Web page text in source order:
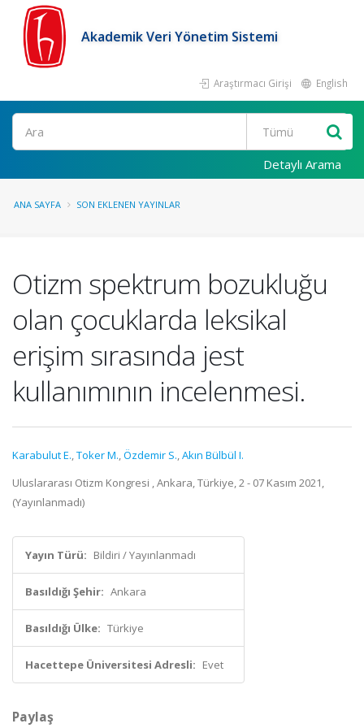
Akademik Veri Yönetim Sistemi
Araştırmacı Girişi English
Ara
Detaylı Arama
ANA SAYFA SON EKLENEN YAYINLAR
Otizm spektrum bozukluğu
olan çocuklarda leksikal
erişim sırasında jest
kullanımının incelenmesi.
Karabulut E.,Toker M.,Özdemir S.,Akın Bülbül I.
Uluslararası Otizm Kongresi , Ankara, Türkiye, 2 - 07 Kasım 2021,
(Yayınlanmadı)
Yayın Türü: Bildiri / Yayınlanmadı
Basıldığı Şehir: Ankara
Basıldığı Ülke: Türkiye
Hacettepe Üniversitesi Adresli: Evet
Paylaş